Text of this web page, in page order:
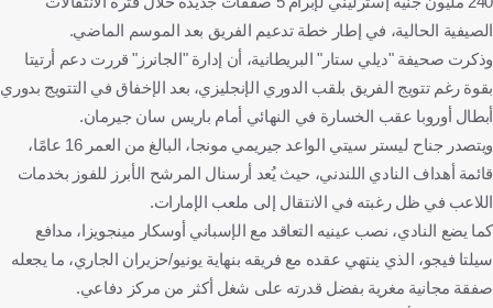
الصيفية الحالية، في إطار خطة تدعيم الفريق بعد الموسم الماضي.
وذكرت صحيفة "ديلي ستار" البريطانية، أن إدارة "الجانرز" قررت دعم أرتيتا
بقوة رغم تتويج الفريق بلقب الدوري الإنجليزي، بعد الإخفاق في التتويج بدوري
أبطال أوروبا عقب الخسارة في النهائي أمام باريس سان جيرمان.
ويتصدر جناح ليستر سيتي الواعد جيريمي مونجا، البالغ من العمر 16 عامًا،
قائمة أهداف النادي اللندني، حيث يُعد أرسنال المرشح الأبرز للفوز بخدمات
اللاعب في ظل رغبته في الانتقال إلى ملعب الإمارات.
كما يضع النادي، نصب عينيه التعاقد مع الإسباني أوسكار مينجويزا، مدافع
سيلتا فيجو، الذي ينتهي عقده مع فريقه بنهاية يونيو/حزيران الجاري، ما يجعله
صفقة مجانية مغرية بفضل قدرته على شغل أكثر من مركز دفاعي.